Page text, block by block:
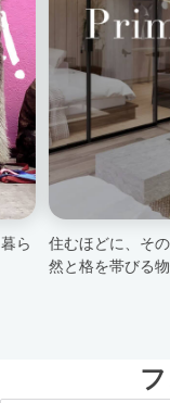
ら
住むほどに、そ
然と格を帯びる